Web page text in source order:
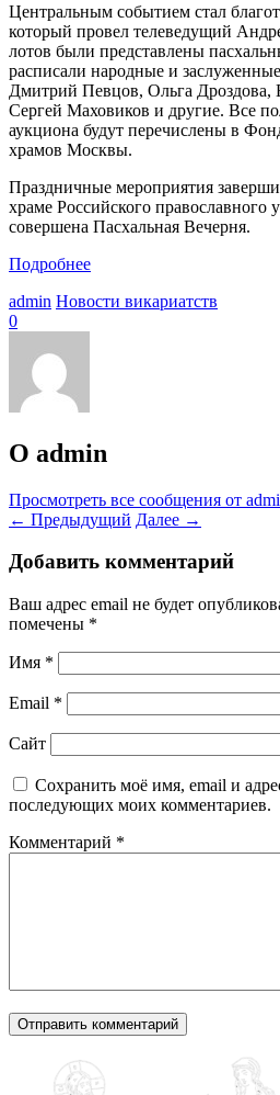
Центральным событием стал
который провел телеведущий
лотов были представлены
расписали народные и
Дмитрий Певцов, Ольга Дроздова,
Сергей Маховиков и другие. Все
аукциона будут перечислены в
храмов Москвы.
Праздничные мероприятия
храме Российского православного
совершена Пасхальная Вечерня.
Подробнее
admin Новости викариатств
0
О admin
Просмотреть все сообщения от
← Предыдущий Далее →
Добавить комментарий
Ваш адрес email не будет
помечены *
Имя *
Email *
Сайт
Сохранить моё имя, email и
последующих моих комментариев.
Комментарий *